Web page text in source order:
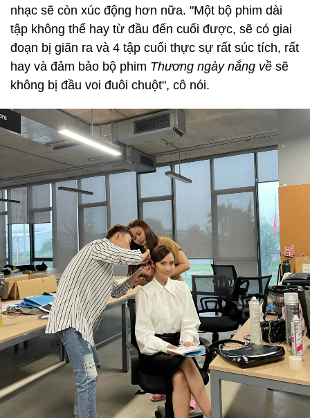
nhạc sẽ còn xúc động hơn nữa. "Một bộ phim dài
tập không thể hay từ đầu đến cuối được, sẽ có giai
đoạn bị giãn ra và 4 tập cuối thực sự rất súc tích, rất
hay và đảm bảo bộ phim Thương ngày nắng về sẽ
không bị đầu voi đuôi chuột", cô nói.